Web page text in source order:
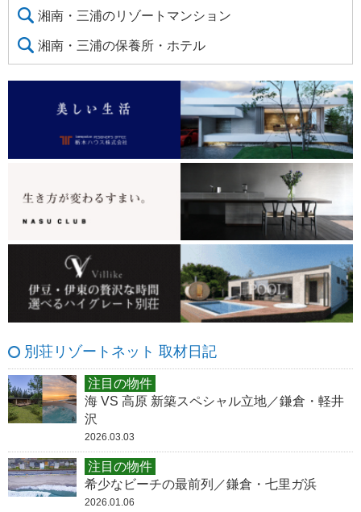
湘南・三浦のリゾートマンション
湘南・三浦の保養所・ホテル
別荘リゾートネット 取材日記
注目の物件
海 VS 高原 新築スペシャル立地／鎌倉・軽井
沢
2026.03.03
注目の物件
希少なビーチの最前列／鎌倉・七里ガ浜
2026.01.06